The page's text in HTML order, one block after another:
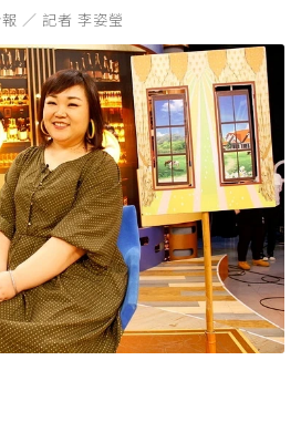
／ 記者 李姿瑩